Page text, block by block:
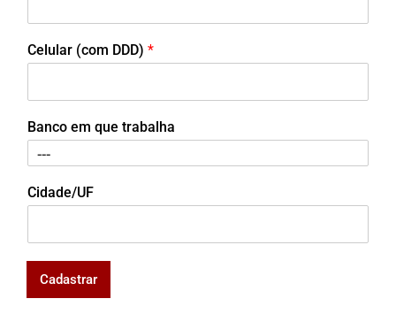
Celular (com DDD) *
Banco em que trabalha
Cidade/UF
Cadastrar